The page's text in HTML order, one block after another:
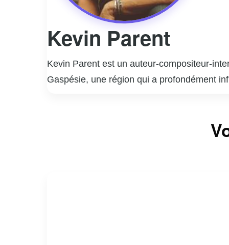
Kevin Parent
Kevin Parent est un auteur-compositeur-
Gaspésie, une région qui a profondément
quotidienne et les relations humaines. En